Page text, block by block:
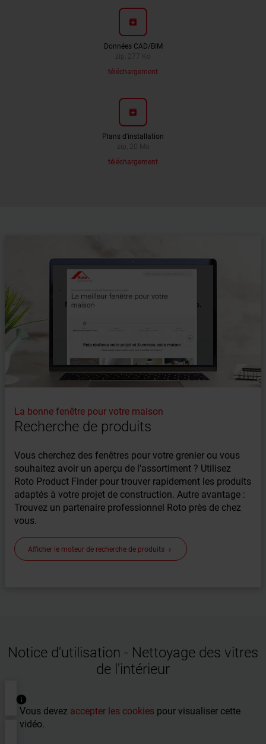
archive
Données CAD/BIM
téléchargement
archive
Plans d'installation
téléchargement
La bonne fenêtre pour votre maison
Recherche de produits
Vous cherchez des fenêtres pour votre grenier ou vous
souhaitez avoir un aperçu de l'assortiment ? Utilisez
Roto Product Finder pour trouver rapidement les produits
adaptés à votre projet de construction. Autre avantage :
Trouvez un partenaire professionnel Roto près de chez
vous.
Afficher le moteur de recherche de produits keyboard_arrow_right
Notice d'utilisation - Nettoyage des vitres
de l'intérieur
Vous devez accepter les cookies pour visualiser cette
vidéo.